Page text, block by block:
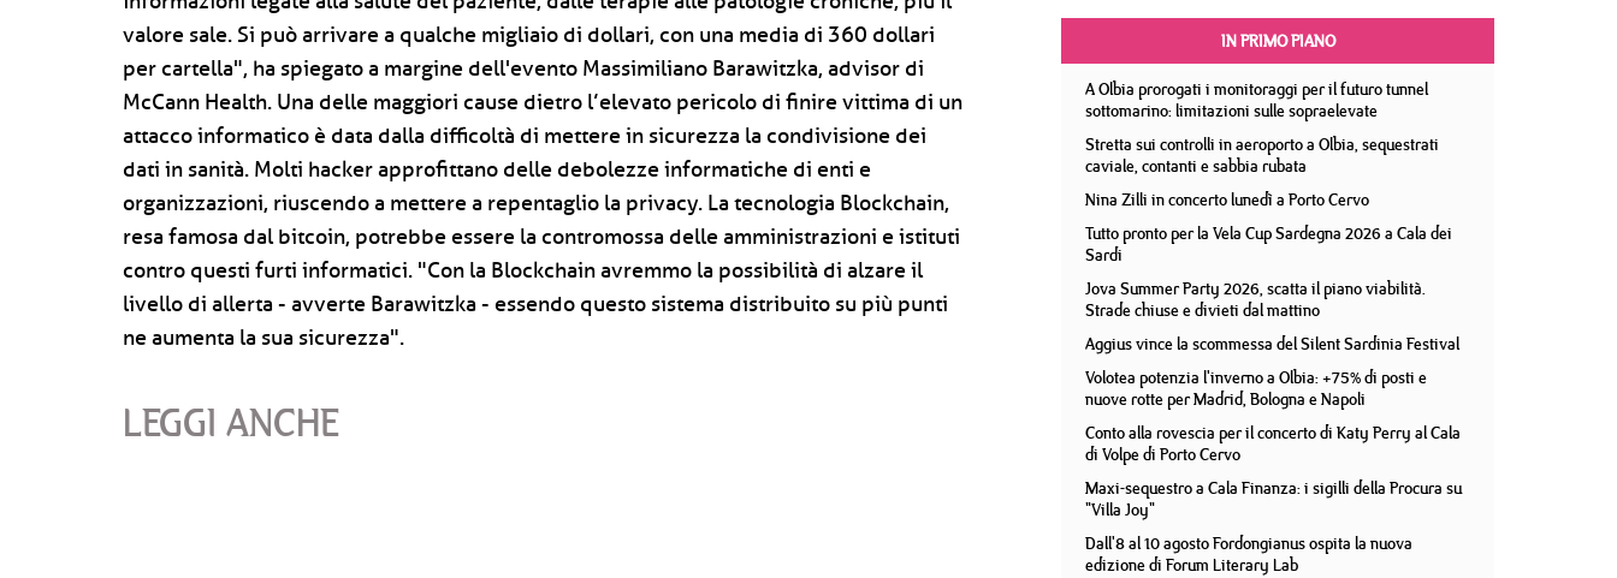
valore sale. Si può arrivare a qualche migliaio di dollari, con una media di 360 dollari
per cartella", ha spiegato a margine dell'evento Massimiliano Barawitzka, advisor di
McCann Health. Una delle maggiori cause dietro l’elevato pericolo di finire vittima di un
attacco informatico è data dalla difficoltà di mettere in sicurezza la condivisione dei
dati in sanità. Molti hacker approfittano delle debolezze informatiche di enti e
organizzazioni, riuscendo a mettere a repentaglio la privacy. La tecnologia Blockchain,
resa famosa dal bitcoin, potrebbe essere la contromossa delle amministrazioni e istituti
contro questi furti informatici. "Con la Blockchain avremmo la possibilità di alzare il
livello di allerta - avverte Barawitzka - essendo questo sistema distribuito su più punti
ne aumenta la sua sicurezza".
LEGGI ANCHE
IN PRIMO PIANO
A Olbia prorogati i monitoraggi per il futuro tunnel
sottomarino: limitazioni sulle sopraelevate
Stretta sui controlli in aeroporto a Olbia, sequestrati
caviale, contanti e sabbia rubata
Nina Zilli in concerto lunedì a Porto Cervo
Tutto pronto per la Vela Cup Sardegna 2026 a Cala dei
Sardi
Jova Summer Party 2026, scatta il piano viabilità.
Strade chiuse e divieti dal mattino
Aggius vince la scommessa del Silent Sardinia Festival
Volotea potenzia l'inverno a Olbia: +75% di posti e
nuove rotte per Madrid, Bologna e Napoli
Conto alla rovescia per il concerto di Katy Perry al Cala
di Volpe di Porto Cervo
Maxi-sequestro a Cala Finanza: i sigilli della Procura su
"Villa Joy"
Dall'8 al 10 agosto Fordongianus ospita la nuova
edizione di Forum Literary Lab